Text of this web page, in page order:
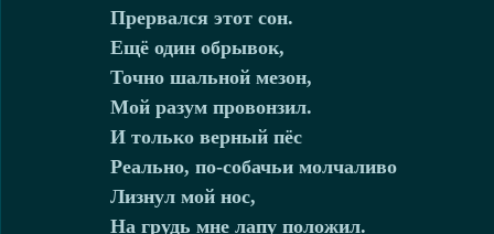
Прервался этот сон.
Ещё один обрывок,
Точно шальной мезон,
Мой разум провонзил.
И только верный пёс
Реально, по-собачьи молчаливо
Лизнул мой нос,
На грудь мне лапу положил.